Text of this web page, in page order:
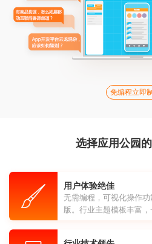
免编程立即
选择应用公园
用户体验绝佳
无需编程，可视化操作
版。行业主题模板丰富